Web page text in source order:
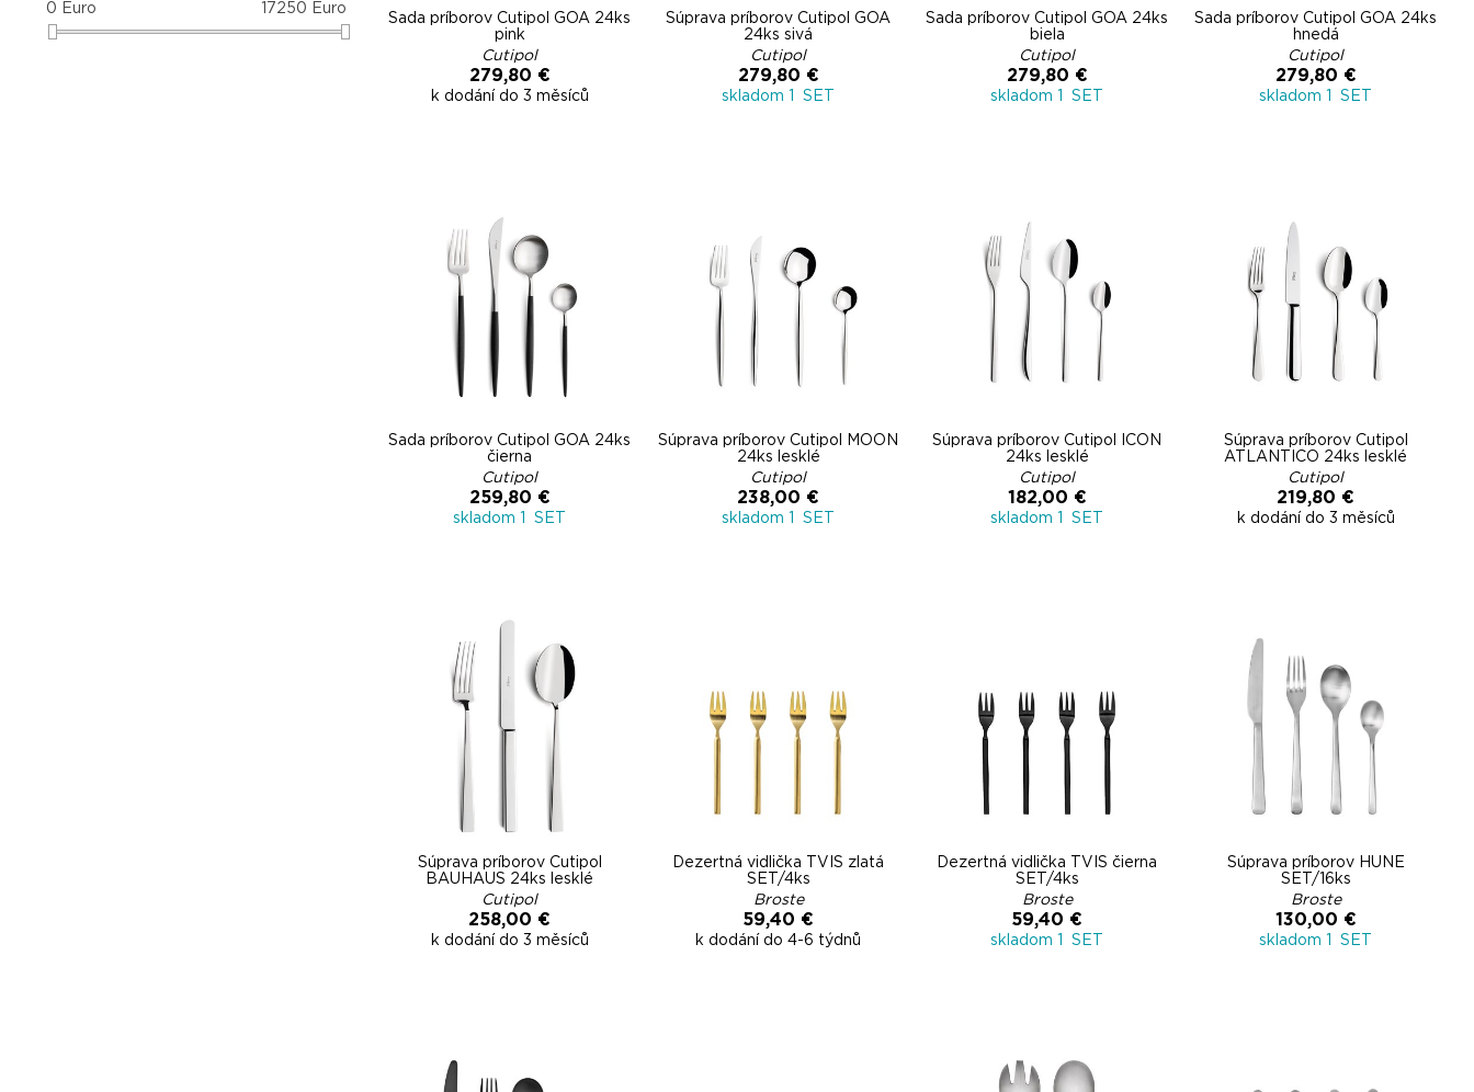
0 Euro 17250 Euro
Sada príborov Cutipol GOA 24ks
pink
Cutipol
279,80 €
k dodání do 3 měsíců
Súprava príborov Cutipol GOA
24ks sivá
Cutipol
279,80 €
skladom 1 SET
Sada príborov Cutipol GOA 24ks
biela
Cutipol
279,80 €
skladom 1 SET
Sada príborov Cutipol GOA 24ks
hnedá
Cutipol
279,80 €
skladom 1 SET
Sada príborov Cutipol GOA 24ks
čierna
Cutipol
259,80 €
skladom 1 SET
Súprava príborov Cutipol MOON
24ks lesklé
Cutipol
238,00 €
skladom 1 SET
Súprava príborov Cutipol ICON
24ks lesklé
Cutipol
182,00 €
skladom 1 SET
Súprava príborov Cutipol
ATLANTICO 24ks lesklé
Cutipol
219,80 €
k dodání do 3 měsíců
Súprava príborov Cutipol
BAUHAUS 24ks lesklé
Cutipol
258,00 €
k dodání do 3 měsíců
Dezertná vidlička TVIS zlatá
SET/4ks
Broste
59,40 €
k dodání do 4-6 týdnů
Dezertná vidlička TVIS čierna
SET/4ks
Broste
59,40 €
skladom 1 SET
Súprava príborov HUNE
SET/16ks
Broste
130,00 €
skladom 1 SET